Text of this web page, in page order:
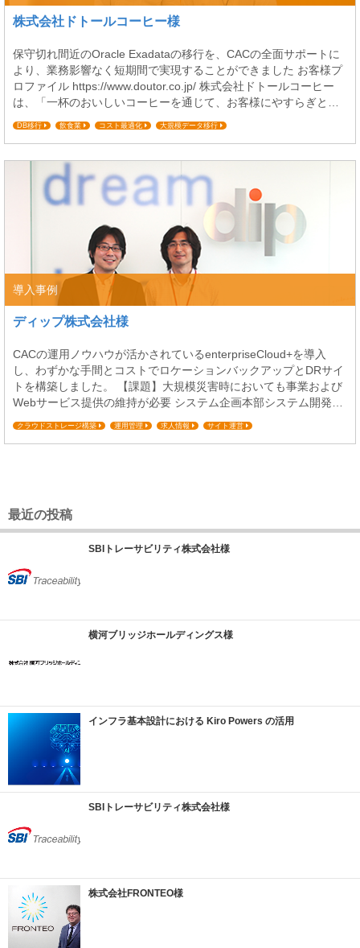
株式会社ドトールコーヒー様
保守切れ間近のOracle Exadataの移行を、CACの全面サポートに
より、業務影響なく短期間で実現することができました お客様プ
ロファイル https://www.doutor.co.jp/ 株式会社ドトールコーヒー
は、「一杯のおいしいコーヒーを通じて、お客様にやすらぎと活
DB移行 飲食業 コスト最適化 大規模データ移行
導入事例
ディップ株式会社様
CACの運用ノウハウが活かされているenterpriseCloud+を導入
し、わずかな手間とコストでロケーションバックアップとDRサイ
トを構築しました。 【課題】大規模災害時においても事業および
Webサービス提供の維持が必要 システム企画本部システム開発部
クラウドストレージ構築 運用管理 求人情報
サイト運営
最近の投稿
SBIトレーサビリティ株式会社様
横河ブリッジホールディングス様
インフラ基本設計における Kiro Powers の活用
SBIトレーサビリティ株式会社様
株式会社FRONTEO様